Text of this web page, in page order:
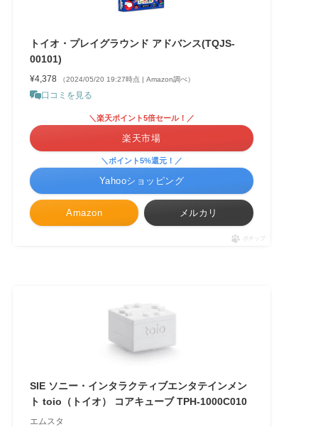
トイオ・プレイグラウンド アドバンス(TQJS-
00101)
¥4,378 （2024/05/20 19:27時点 | Amazon調べ）
口コミを見る
Amazon
＼楽天ポイント5倍セール！／
楽天市場
＼ポイント5%還元！／
Yahooショッピング
メルカリ
ポチップ
SIE ソニー・インタラクティブエンタテインメン
ト toio（トイオ） コアキューブ TPH-1000C010
エムスタ